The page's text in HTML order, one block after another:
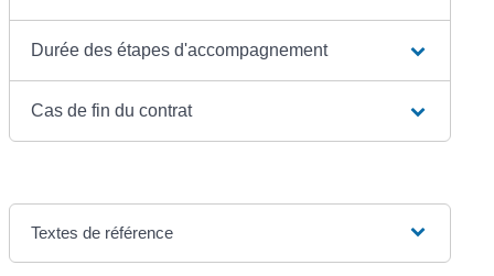
Durée des étapes d'accompagnement
Cas de fin du contrat
Textes de référence